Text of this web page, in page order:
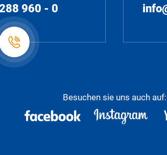
960 - 0
Besuchen sie uns auch auf: